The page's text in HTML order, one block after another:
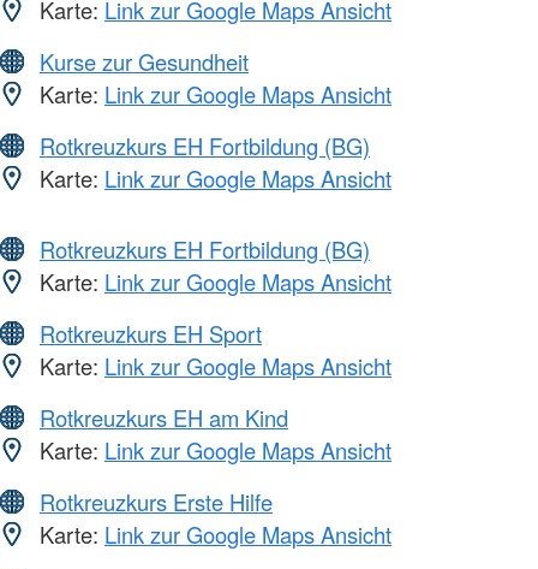
Karte: Link zur Google Maps Ansicht
Kurse zur Gesundheit
Karte: Link zur Google Maps Ansicht
Rotkreuzkurs EH Fortbildung (BG)
Karte: Link zur Google Maps Ansicht
Rotkreuzkurs EH Fortbildung (BG)
Karte: Link zur Google Maps Ansicht
Rotkreuzkurs EH Sport
Karte: Link zur Google Maps Ansicht
Rotkreuzkurs EH am Kind
Karte: Link zur Google Maps Ansicht
Rotkreuzkurs Erste Hilfe
Karte: Link zur Google Maps Ansicht